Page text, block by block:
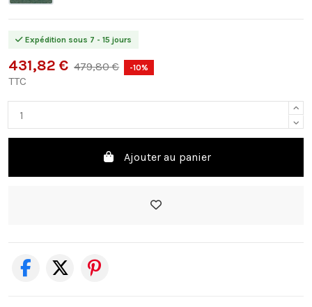
Expédition sous 7 - 15 jours
431,82 € 479,80 € -10%
TTC
Ajouter au panier